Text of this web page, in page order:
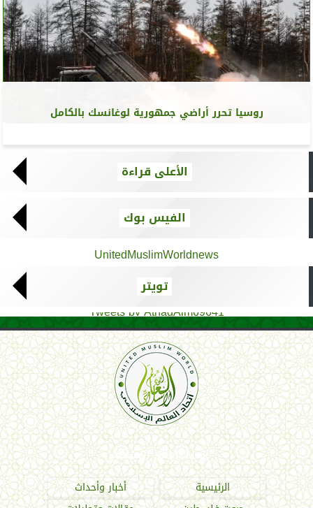
روسيا تحرر أراضي جمهورية لوغانسك بالكامل
الأعلى قراءة
الفيس بوك
UnitedMuslimWorldnews
تويتر
Tweets by AthadAlm69641
اتحاد العالم الإسلامي
الرئيسية
أخبار وأحداث